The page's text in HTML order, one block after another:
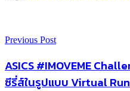
Previous Post
ASICS #IMOVEME
ซีรี่ส์ในรูปแบบ Virtual Run